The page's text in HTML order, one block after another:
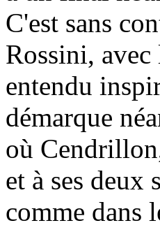
C'est sans
Rossini, avec
entendu
démarque
où
et à ses
comme dans